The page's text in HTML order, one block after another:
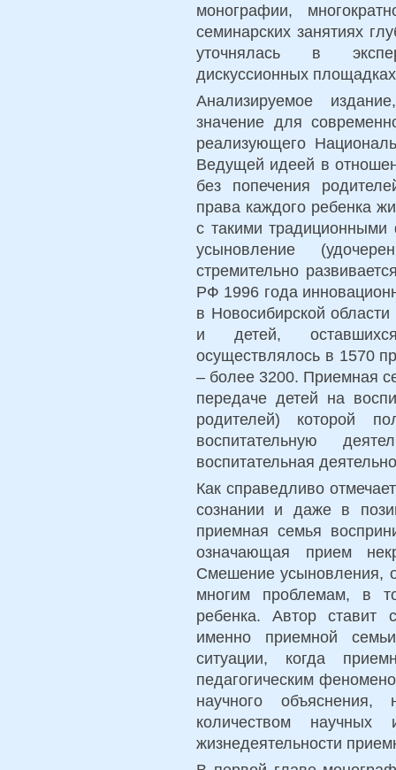
монографии,
семинарских занятиях
уточнялась в
дискуссионных
Анализируемое
значение для
реализующего
Ведущей идеей в
без попечения
права каждого ребенка
с такими традиционными
усыновление
стремительно
РФ 1996 года
в Новосибирской
и детей,
осуществлялось в 1570
– более 3200. Приемная
передаче детей на
родителей) которой
воспитательную
воспитательная
Как справедливо
сознании и даже в
приемная семья
означающая прием
Смешение усыновления,
многим проблемам, в
ребенка. Автор ставит
именно приемной
ситуации, когда
педагогическим
научного объяснения,
количеством научных
жизнедеятельности